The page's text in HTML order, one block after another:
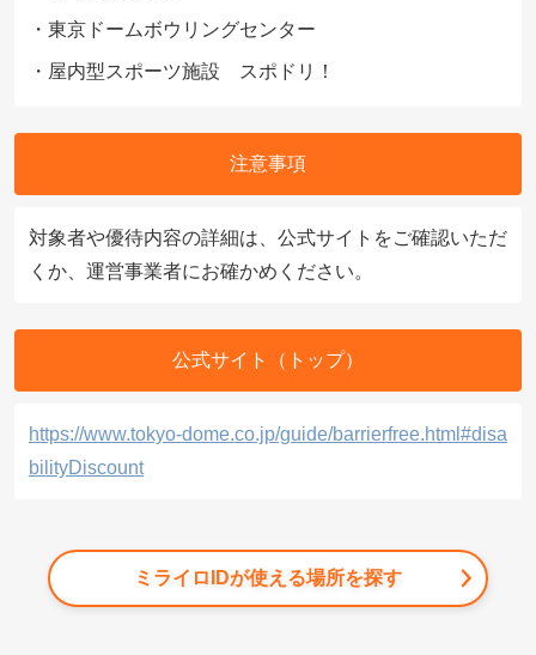
・東京ドームボウリングセンター
・屋内型スポーツ施設 スポドリ！
注意事項
対象者や優待内容の詳細は、公式サイトをご確認いただ
くか、運営事業者にお確かめください。
公式サイト（トップ）
https://www.tokyo-dome.co.jp/guide/barrierfree.html#disa
bilityDiscount
ミライロIDが使える場所を探す